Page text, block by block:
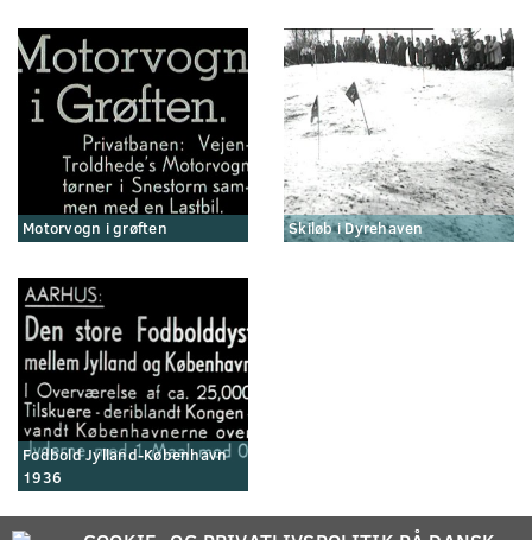
Motorvogn i grøften Skiløb i Dyrehaven
Fodbold Jylland-København
1936